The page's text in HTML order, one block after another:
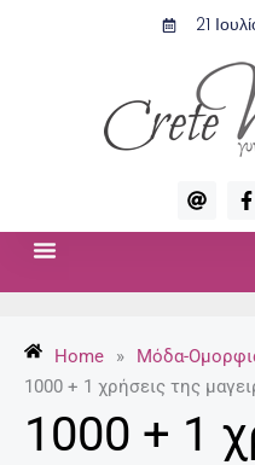
21
A
t
F
a
c
f
Home » Μόδα-
1000 + 1 χρήσεις της
1000 + 1